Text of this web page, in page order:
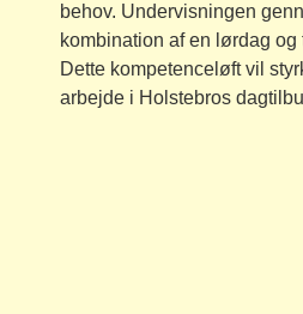
behov. Undervisningen
kombination af en lørdag og
Dette kompetenceløft vil
arbejde i Holstebros